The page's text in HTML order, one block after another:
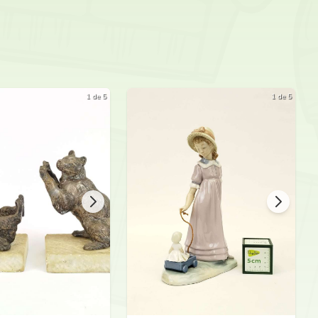
Nico Ve
Diz
1 de 5 1 de 5